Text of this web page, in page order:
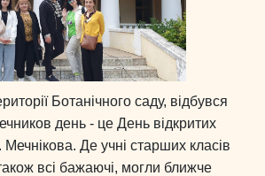
Ботанічного саду, відбувся
день - це День відкритих
Де учні старших класів
всі бажаючі, могли ближче